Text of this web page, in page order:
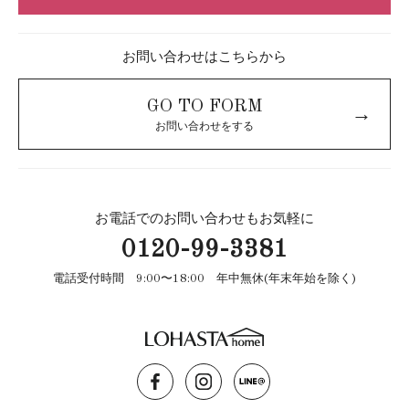
お問い合わせはこちらから
GO TO FORM
お問い合わせをする
→
お電話でのお問い合わせもお気軽に
0120-99-3381
電話受付時間 9:00〜18:00 年中無休(年末年始を除く)